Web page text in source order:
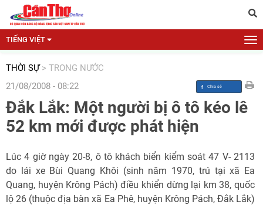
TIẾNG VIỆT
THỜI SỰ > TRONG NƯỚC
21/08/2008 - 08:22
Đắk Lắk: Một người bị ô tô kéo lê
52 km mới được phát hiện
Lúc 4 giờ ngày 20-8, ô tô khách biển kiểm soát 47 V- 2113
do lái xe Bùi Quang Khôi (sinh năm 1970, trú tại xã Ea
Quang, huyện Krông Pách) điều khiển dừng lại km 38, quốc
lộ 26 (thuộc địa bàn xã Ea Phê, huyện Krông Pách, Đắk Lắk)